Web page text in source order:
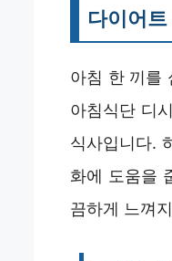
다이어트
아침 한 끼를
아침식단 디
식사입니다.
화에 도움을
끔하게 느껴